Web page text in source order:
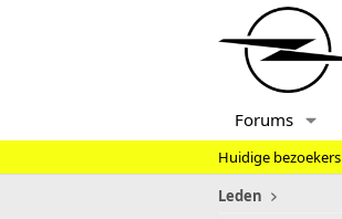
Forums
Huidige bezoekers
Leden